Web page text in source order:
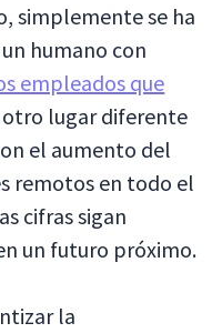
simplemente se ha
humano con
empleados que
otro lugar diferente
el aumento del
remotos en todo el
cifras sigan
un futuro próximo.
la